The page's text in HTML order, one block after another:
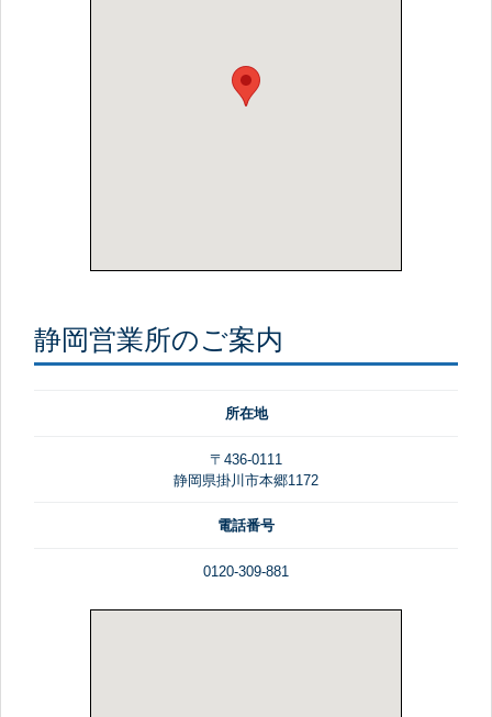
静岡営業所のご案内
所在地
〒436-0111
静岡県掛川市本郷1172
電話番号
0120-309-881